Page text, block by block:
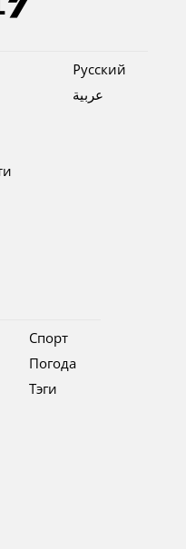
Pусский
عربية
Спорт
Погода
Тэги